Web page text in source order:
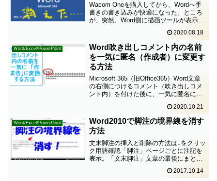
Wacom Oneを購入してから、Wordへ手
書きの書き込みが快適になった。ところ
が、突然、Word側に描画ツールが表示さ
解決方法を記録しておこう。word 描画ツ
ールって何？「描画」ツールとは、ペン
を使...
2020.08.18
Word/Excel/PowerPoint
Word吹き出しコメント内の名前
を一気に匿名（作成者）に変更す
る方法
Microsoft 365（旧Office365）Word文章
の右側につけるコメント（吹き出しコメ
ント内）を付けた後に、一気に匿名にす
画は↓6:17以降。Word文章ファイルファ
イル（上）＞オプション（左...
2020.10.21
Word/Excel/PowerPoint
Word2010で脚注の境界線を消す
方法
文末脚注の挿入と削除の方法は↓をクリッ
ク用語確認「脚注」ページごとに注記を
表示。「文末脚注」文章の最後にまとめ
末脚注も同じ。メニューに表示される項
2017.10.14